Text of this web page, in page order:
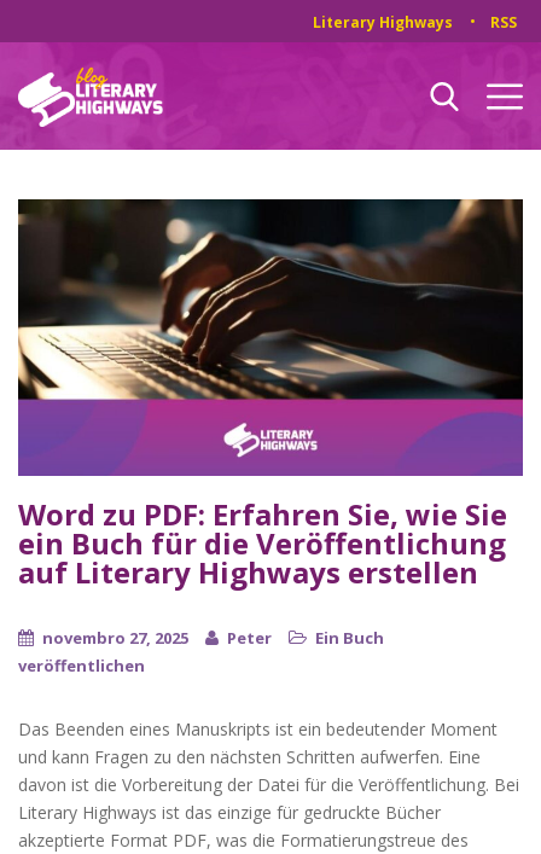
Literary Highways RSS
Word zu PDF: Erfahren Sie, wie Sie
ein Buch für die Veröffentlichung
auf Literary Highways erstellen
novembro 27, 2025 Peter
Ein Buch
veröffentlichen
Das Beenden eines Manuskripts ist ein bedeutender Moment
und kann Fragen zu den nächsten Schritten aufwerfen. Eine
davon ist die Vorbereitung der Datei für die Veröffentlichung. Bei
Literary Highways ist das einzige für gedruckte Bücher
akzeptierte Format PDF, was die Formatierungstreue des